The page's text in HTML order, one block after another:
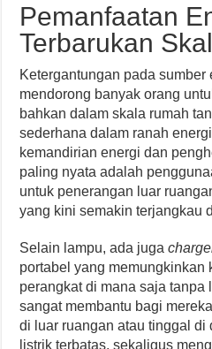
Pemanfaatan
Terbarukan
Ketergantungan pada sumber
mendorong banyak orang
bahkan dalam skala rumah
sederhana dalam ranah
kemandirian energi dan
paling nyata adalah
untuk penerangan luar
yang kini semakin terjangkau
Selain lampu, ada juga
portabel yang memungkinkan
perangkat di mana saja tanpa
sangat membantu bagi
di luar ruangan atau tinggal di
listrik terbatas, sekaligus